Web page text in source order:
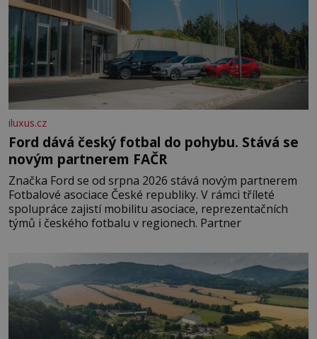
iluxus.cz
Ford dává český fotbal do pohybu. Stává se
novým partnerem FAČR
Značka Ford se od srpna 2026 stává novým partnerem
Fotbalové asociace České republiky. V rámci tříleté
spolupráce zajistí mobilitu asociace, reprezentačních
týmů i českého fotbalu v regionech. Partner